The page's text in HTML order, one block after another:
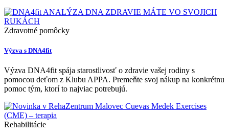
Zdravotné pomôcky
Výzva s DNA4fit
Výzva DNA4fit spája starostlivosť o zdravie vašej rodiny s
pomocou deťom z Klubu APPA. Premeňte svoj nákup na konkrétnu
pomoc tým, ktorí to najviac potrebujú.
Rehabilitácie